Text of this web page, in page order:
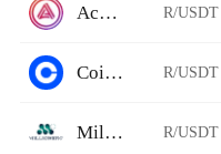
Acala Swap R/USDT
Coinbase Pro R/USDT
Millionero R/USDT